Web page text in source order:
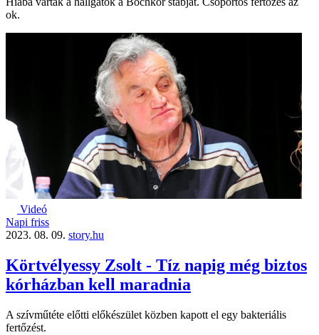
ok.
Videó
Napi friss
2023. 08. 09. story.hu
Körtvélyessy Zsolt - Tíz napig még biztos
kórházban kell maradnia
A szívműtéte előtti előkészület közben kapott el egy bakteriális
fertőzést.